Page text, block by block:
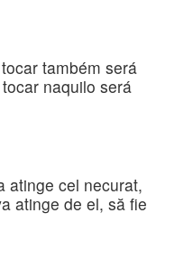
também será
naquilo será
atinge cel necurat,
atinge de el, să fie